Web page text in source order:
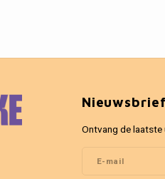
Nieuwsbrief
Ontvang de laatste